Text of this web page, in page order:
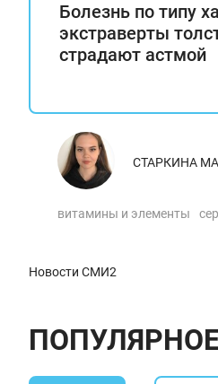
Болезнь по типу
экстраверты
страдают астмой
СТАРКИНА
витамины и элементы
Новости СМИ2